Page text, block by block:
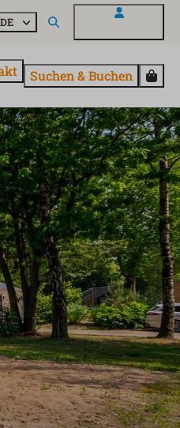
DE
Suchen & Buchen